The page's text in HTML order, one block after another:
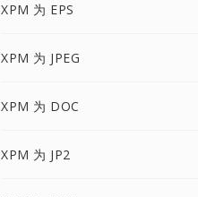
XPM 为 EPS
XPM 为 JPEG
XPM 为 DOC
XPM 为 JP2